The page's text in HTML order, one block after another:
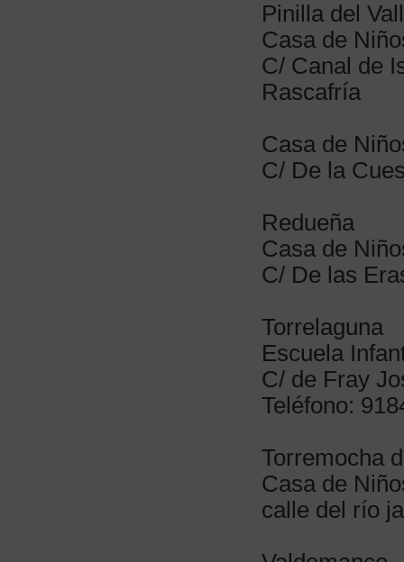
Pinilla del
Casa de
C/ Canal de
Rascafría
Casa de
C/ De la
Redueña
Casa de
C/ De las
Torrelaguna
Escuela
C/ de Fray
Teléfono:
Torremocha
Casa de
calle del río